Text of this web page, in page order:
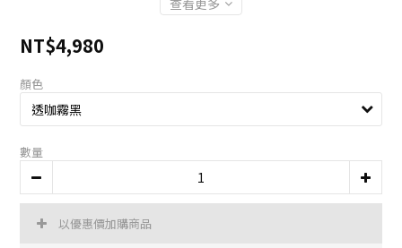
查看更多
NT$4,980
顏色
數量
以優惠價加購商品